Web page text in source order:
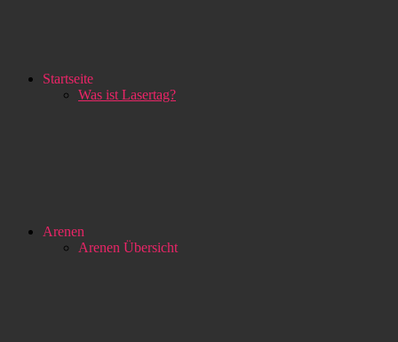
Startseite
Was ist Lasertag?
Arenen
Arenen Übersicht